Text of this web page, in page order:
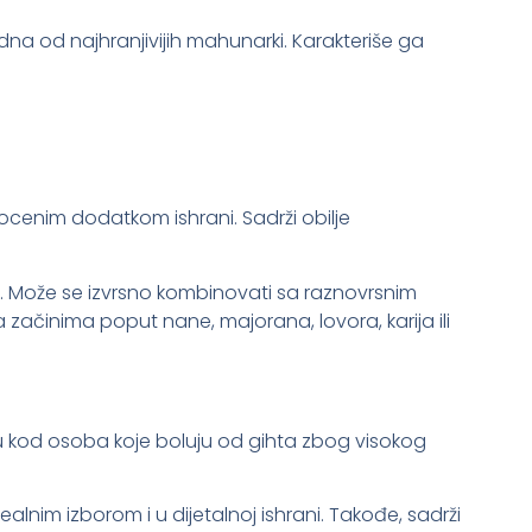
od najhranjivijih mahunarki. Karakteriše ga
dodatkom ishrani. Sadrži obilje
se izvrsno kombinovati sa raznovrsnim
poput nane, majorana, lovora, karija ili
osoba koje boluju od gihta zbog visokog
izborom i u dijetalnoj ishrani. Takođe, sadrži